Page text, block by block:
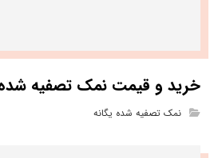
خرید و قیمت نمک تصفیه شده
نمک تصفیه شده یگانه